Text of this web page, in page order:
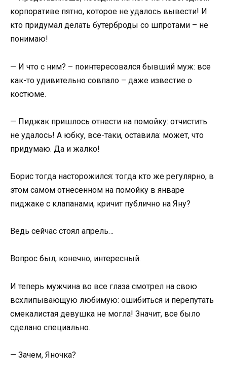
корпоративе пятно, которое не удалось вывести! И
кто придумал делать бутерброды со шпротами – не
понимаю!
— И что с ним? – поинтересовался бывший муж: все
как-то удивительно совпало – даже известие о
костюме.
— Пиджак пришлось отнести на помойку: отчистить
не удалось! А юбку, все-таки, оставила: может, что
придумаю. Да и жалко!
Борис тогда насторожился: тогда кто же регулярно, в
этом самом отнесенном на помойку в январе
пиджаке с клапанами, кричит публично на Яну?
Ведь сейчас стоял апрель…
Вопрос был, конечно, интересный.
И теперь мужчина во все глаза смотрел на свою
всхлипывающую любимую: ошибиться и перепутать
смекалистая девушка не могла! Значит, все было
сделано специально.
— Зачем, Яночка?